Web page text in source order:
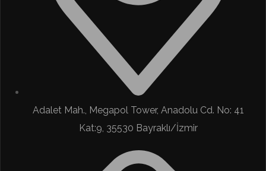
Adalet Mah., Megapol Tower, Anadolu Cd. No: 41
Kat:9, 35530 Bayraklı/İzmir